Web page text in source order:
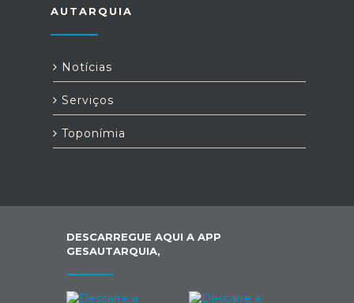
AUTARQUIA
Notícias
Serviços
Toponímia
DESCARREGUE AQUI A APP
GESAUTARQUIA,